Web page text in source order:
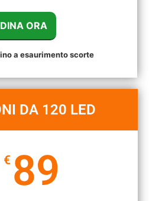
ORA
a esaurimento scorte
DA 120 LED
€ 89